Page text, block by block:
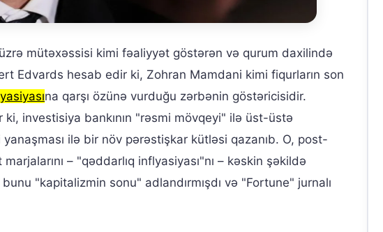
mütəxəssisi kimi fəaliyyət göstərən və qurum daxilində
Edvards hesab edir ki, Zohran Mamdani kimi fiqurların son
na qarşı özünə vurduğu zərbənin göstəricisidir.
investisiya bankının "rəsmi mövqeyi" ilə üst-üstə
ilə bir növ pərəstişkar kütləsi qazanıb. O, post-
– "qəddarlıq inflyasiyası"nı – kəskin şəkildə
"kapitalizmin sonu" adlandırmışdı və "Fortune" jurnalı